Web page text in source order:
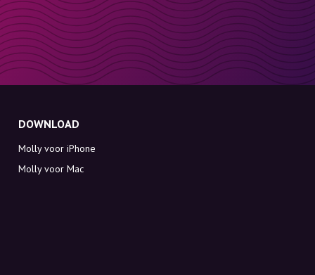
DOWNLOAD
Molly voor iPhone
Molly voor Mac